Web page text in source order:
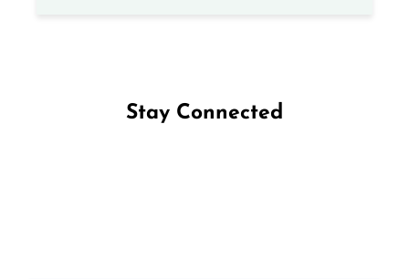
Stay Connected